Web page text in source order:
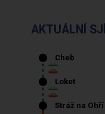
AKTUÁLNÍ